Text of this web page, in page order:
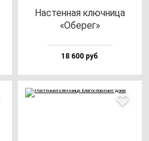
Нас­тен­ная ключ­ни­ца
«Обе­рег»
18 600 руб